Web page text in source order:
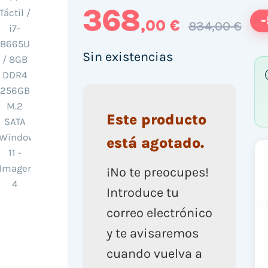
368,00 € 834,00 €
Sin existencias
Este producto
está agotado.
¡No te preocupes!
Introduce tu
correo electrónico
y te avisaremos
cuando vuelva a